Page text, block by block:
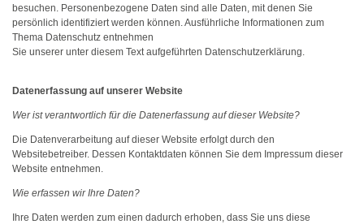
besuchen. Personenbezogene Daten sind alle Daten, mit denen Sie
persönlich identifiziert werden können. Ausführliche Informationen zum
Thema Datenschutz entnehmen
Sie unserer unter diesem Text aufgeführten Datenschutzerklärung.
Datenerfassung auf unserer Website
Wer ist verantwortlich für die Datenerfassung auf dieser Website?
Die Datenverarbeitung auf dieser Website erfolgt durch den
Websitebetreiber. Dessen Kontaktdaten können Sie dem Impressum dieser
Website entnehmen.
Wie erfassen wir Ihre Daten?
Ihre Daten werden zum einen dadurch erhoben, dass Sie uns diese